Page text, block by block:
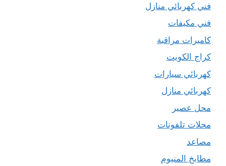
فني كهربائي منازل
فني مكيفات
كاميرات مراقبة
كراج الكويت
كهربائي سيارات
كهربائي منازل
محل عصير
محلات تلفونات
مصاعد
مطابخ المنيوم